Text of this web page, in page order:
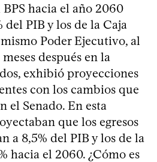
BPS hacia el año 2060
del PIB y los de la Caja
Poder Ejecutivo, al
después en la
exhibió proyecciones
con los cambios que
el Senado. En esta
que los egresos
a 8,5% del PIB y los de la
hacia el 2060. ¿Cómo es